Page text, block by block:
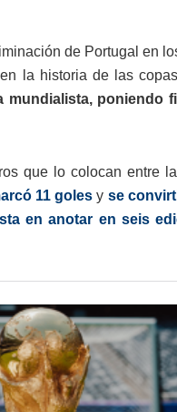
de Portugal en
la historia de las
mundialista, poniendo
que lo colocan entre
11 goles y se
en anotar en seis